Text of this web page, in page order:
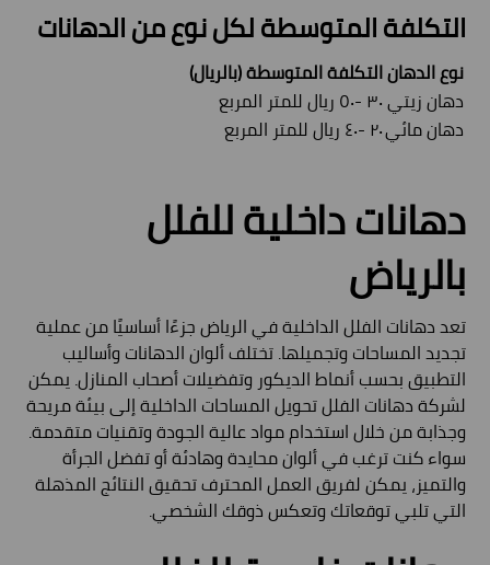
التكلفة المتوسطة لكل نوع من الدهانات
نوع الدهانالتكلفة المتوسطة (بالريال)
دهان زيتي٣٠ -٥٠ ريال للمتر المربع
دهان مائي٢٠ -٤٠ ريال للمتر المربع
دهانات داخلية للفلل
بالرياض
تعد دهانات الفلل الداخلية في الرياض جزءًا أساسيًا من عملية
تجديد المساحات وتجميلها. تختلف ألوان الدهانات وأساليب
التطبيق بحسب أنماط الديكور وتفضيلات أصحاب المنازل. يمكن
لشركة دهانات الفلل تحويل المساحات الداخلية إلى بيئة مريحة
وجذابة من خلال استخدام مواد عالية الجودة وتقنيات متقدمة.
سواء كنت ترغب في ألوان محايدة وهادئة أو تفضل الجرأة
والتميز، يمكن لفريق العمل المحترف تحقيق النتائج المذهلة
التي تلبي توقعاتك وتعكس ذوقك الشخصي.